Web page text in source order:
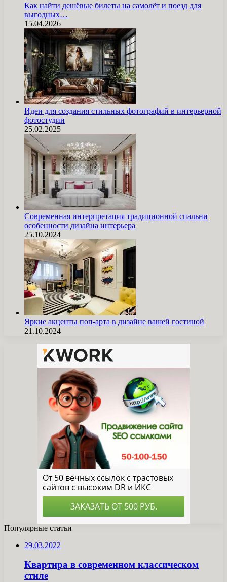
Как найти дешёвые билеты на самолёт и поезд для
выгодных…
15.04.2026
Идеи для создания стильных фотографий в интерьерной
фотостудии
25.02.2025
Современная интерпретация традиционной спальни
особенности дизайна интерьера
25.10.2024
Яркие акценты поп-арта в дизайне вашей гостиной
21.10.2024
Популярные статьи
29.03.2022
Квартира в современном классическом
стиле